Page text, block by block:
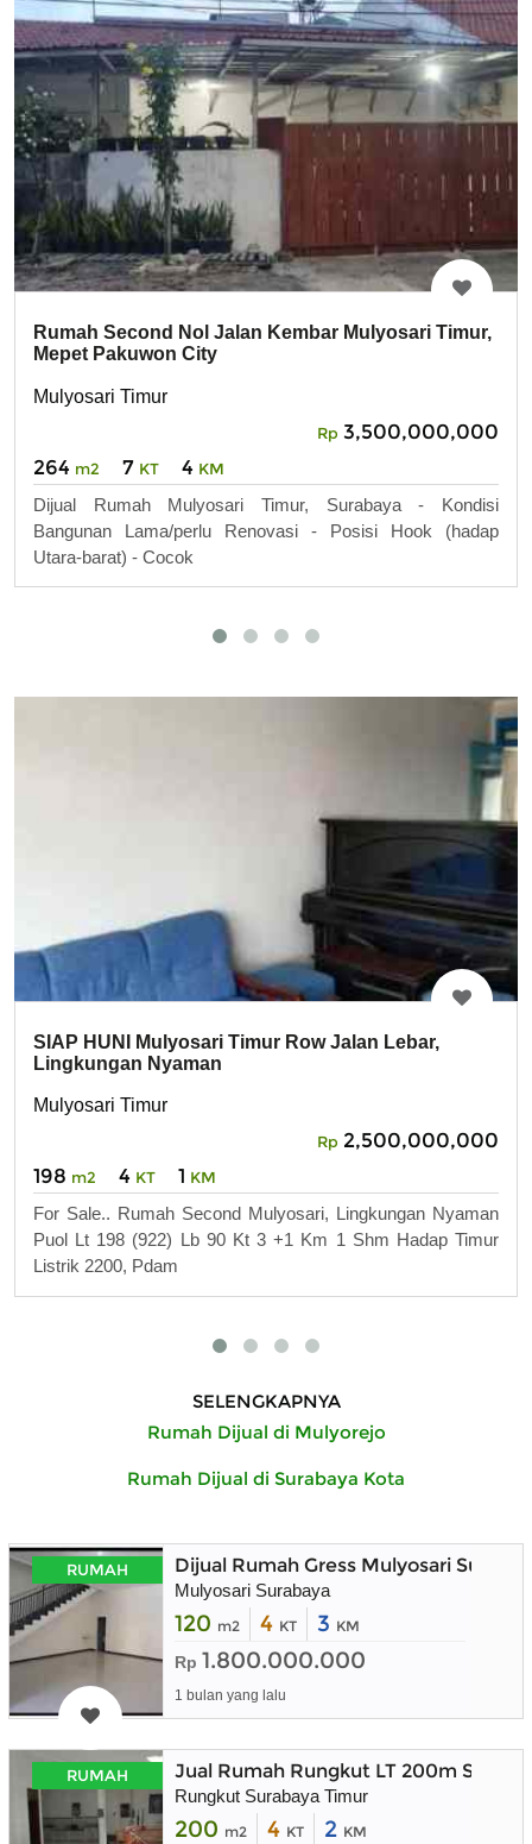
Rumah Second Nol Jalan Kembar Mulyosari Timur,
Mepet Pakuwon City
Mulyosari Timur
Rp 3,500,000,000
264 m2 7 KT 4 KM
Dijual Rumah Mulyosari Timur, Surabaya - Kondisi
Bangunan Lama/perlu Renovasi - Posisi Hook (hadap
Utara-barat) - Cocok
SIAP HUNI Mulyosari Timur Row Jalan Lebar,
Lingkungan Nyaman
Mulyosari Timur
Rp 2,500,000,000
198 m2 4 KT 1 KM
For Sale.. Rumah Second Mulyosari, Lingkungan Nyaman
Puol Lt 198 (922) Lb 90 Kt 3 +1 Km 1 Shm Hadap Timur
Listrik 2200, Pdam
SELENGKAPNYA
Rumah Dijual di Mulyorejo
Rumah Dijual di Surabaya Kota
RUMAH Dijual Rumah Gress Mulyosari
Mulyosari Surabaya
120 m2 4 KT 3 KM
Rp 1.800.000.000
1 bulan yang lalu
RUMAH Jual Rumah Rungkut LT 200m
Rungkut Surabaya Timur
200 m2 4 KT 2 KM